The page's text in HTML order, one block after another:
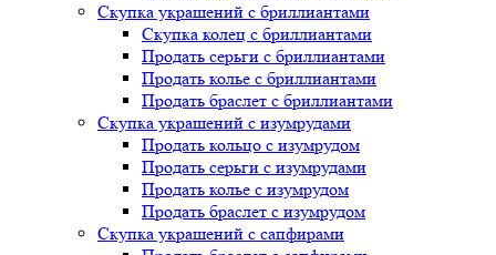
Скупка украшений с бриллиантами
Скупка колец с бриллиантами
Продать серьги с бриллиантами
Продать колье с бриллиантами
Продать браслет с бриллиантами
Скупка украшений с изумрудами
Продать кольцо с изумрудом
Продать серьги с изумрудами
Продать колье с изумрудом
Продать браслет с изумрудом
Скупка украшений с сапфирами